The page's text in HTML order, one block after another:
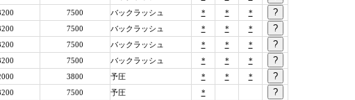
7500 バックラッシュ * *
*
7500 バックラッシュ * *
*
7500 バックラッシュ * *
*
7500 バックラッシュ * *
*
3800 予圧 * *
*
7500 予圧
*